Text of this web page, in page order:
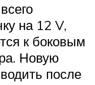
на 12 V,
к боковым
Новую
после